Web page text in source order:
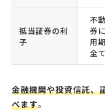
抵当証券の利
子
不
券
用
全
金融機関や投資信託、
べます。